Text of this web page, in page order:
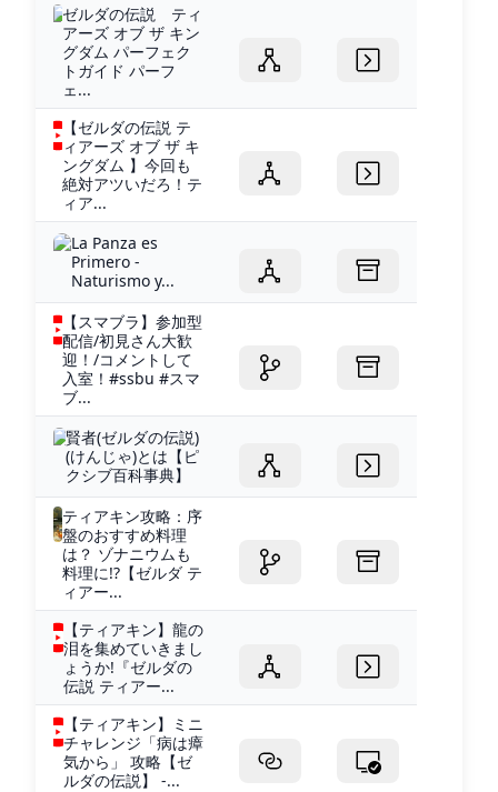
ゼルダの伝説 ティ
アーズ オブ ザ キン
グダム パーフェク
トガイド パーフ
ェ...
【ゼルダの伝説 テ
ィアーズ オブ ザ キ
ングダム 】今回も
絶対アツいだろ！テ
ィア...
La Panza es
Primero -
Naturismo y...
【スマブラ】参加型
配信/初見さん大歓
迎！/コメントして
入室！#ssbu #スマ
ブ...
賢者(ゼルダの伝説)
(けんじゃ)とは【ピ
クシブ百科事典】
ティアキン攻略：序
盤のおすすめ料理
は？ ゾナニウムも
料理に!?【ゼルダ テ
ィアー...
【ティアキン】龍の
泪を集めていきまし
ょうか!『ゼルダの
伝説 ティアー...
【ティアキン】ミニ
チャレンジ「病は瘴
気から」 攻略【ゼ
ルダの伝説】 -...